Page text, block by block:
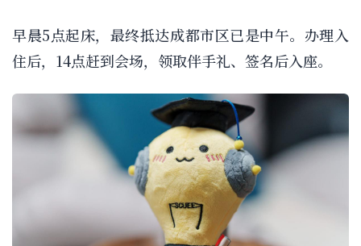
早晨5点起床，最终抵达成都市区已是中午。办理入
住后，14点赶到会场，领取伴手礼、签名后入座。